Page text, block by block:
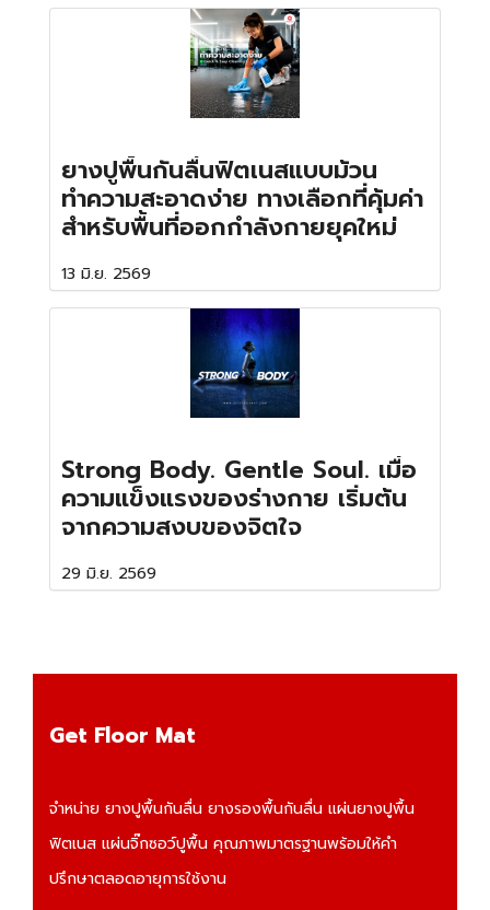
ยางปูพื้นกันลื่นฟิตเนสแบบม้วน
ทำความสะอาดง่าย ทางเลือกที่คุ้มค่า
สำหรับพื้นที่ออกกำลังกายยุคใหม่
13 มิ.ย. 2569
Strong Body. Gentle Soul. เมื่อ
ความแข็งแรงของร่างกาย เริ่มต้น
จากความสงบของจิตใจ
29 มิ.ย. 2569
Get Floor Mat
จำหน่าย ยางปูพื้นกันลื่น ยางรองพื้นกันลื่น แผ่นยางปูพื้น
ฟิตเนส แผ่นจิ๊กซอว์ปูพื้น คุณภาพมาตรฐานพร้อมให้คำ
ปรึกษาตลอดอายุการใช้งาน